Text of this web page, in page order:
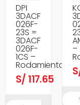
DPI
3DACF
026F-
23S =
3DACF
026F-
1CS –
Rodamientos
S/ 117.65
–